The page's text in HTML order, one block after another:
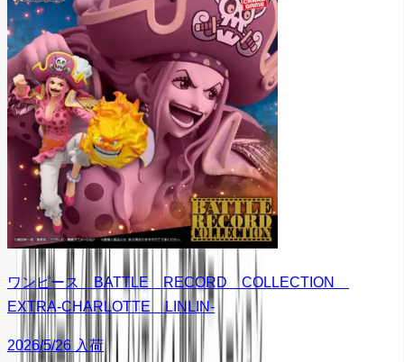
ワンピース BATTLE RECORD COLLECTION
EXTRA-CHARLOTTE LINLIN-
2026/5/26 入荷